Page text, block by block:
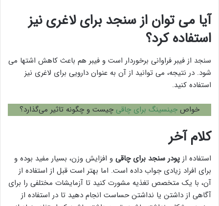
آیا می توان از سنجد برای لاغری نیز
استفاده کرد؟
سنجد از فیبر فراوانی برخوردار است و فیبر هم باعث کاهش اشتها می
شود. در نتیجه، می توانید از آن به عنوان دارویی برای لاغری نیز
استفاده کنید.
خواص جینسینگ برای چاقی چیست و چگونه تاثیر می‌گذارد؟
کلام آخر
استفاده از پودر سنجد برای چاقی و افزایش وزن، بسیار مفید بوده و
برای افراد زیادی جواب داده است. اما بهتر است قبل از استفاده از
آن، با یک متخصص تغذیه مشورت کنید تا آزمایشات مختلفی را برای
آگاهی از داشتن یا نداشتن حساست انجام دهید تا در استفاده از